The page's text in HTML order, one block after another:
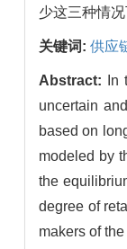
少这三种情
关键词: 供应
Abstract:
In
uncertain
based on
modeled by
the
degree of
makers of